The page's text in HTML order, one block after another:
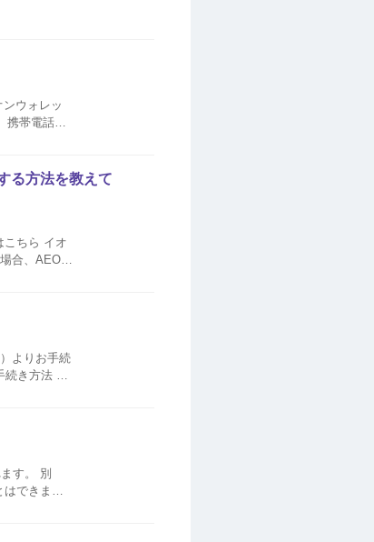
携帯電話番
る方法を教えて
イオ
合、AEON
よりお手続
す。 別